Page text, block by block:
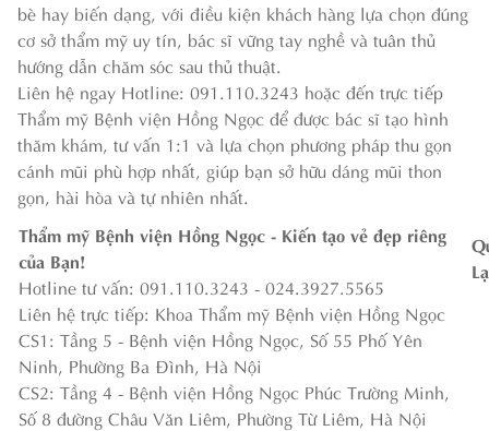
bè hay biến dạng, với điều kiện khách hàng lựa chọn đúng
cơ sở thẩm mỹ uy tín, bác sĩ vững tay nghề và tuân thủ
hướng dẫn chăm sóc sau thủ thuật.
Liên hệ ngay Hotline: 091.110.3243 hoặc đến trực tiếp
Thẩm mỹ Bệnh viện Hồng Ngọc để được bác sĩ tạo hình
thăm khám, tư vấn 1:1 và lựa chọn phương pháp thu gọn
cánh mũi phù hợp nhất, giúp bạn sở hữu dáng mũi thon
gọn, hài hòa và tự nhiên nhất.
Thẩm mỹ Bệnh viện Hồng Ngọc - Kiến tạo vẻ đẹp riêng
của Bạn!
Hotline tư vấn: 091.110.3243 - 024.3927.5565
Liên hệ trực tiếp: Khoa Thẩm mỹ Bệnh viện Hồng Ngọc
CS1: Tầng 5 - Bệnh viện Hồng Ngọc, Số 55 Phố Yên
Ninh, Phường Ba Đình, Hà Nội
CS2: Tầng 4 - Bệnh viện Hồng Ngọc Phúc Trường Minh,
Số 8 đường Châu Văn Liêm, Phường Từ Liêm, Hà Nội